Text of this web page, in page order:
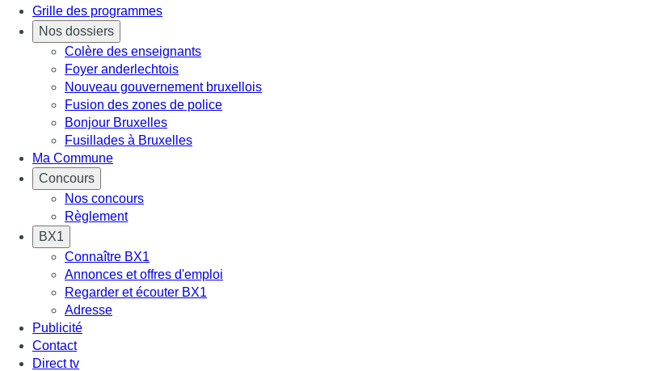
Grille des programmes
Nos dossiers
Colère des enseignants
Foyer anderlechtois
Nouveau gouvernement bruxellois
Fusion des zones de police
Bonjour Bruxelles
Fusillades à Bruxelles
Ma Commune
Concours
Nos concours
Règlement
BX1
Connaître BX1
Annonces et offres d'emploi
Regarder et écouter BX1
Adresse
Publicité
Contact
Direct tv